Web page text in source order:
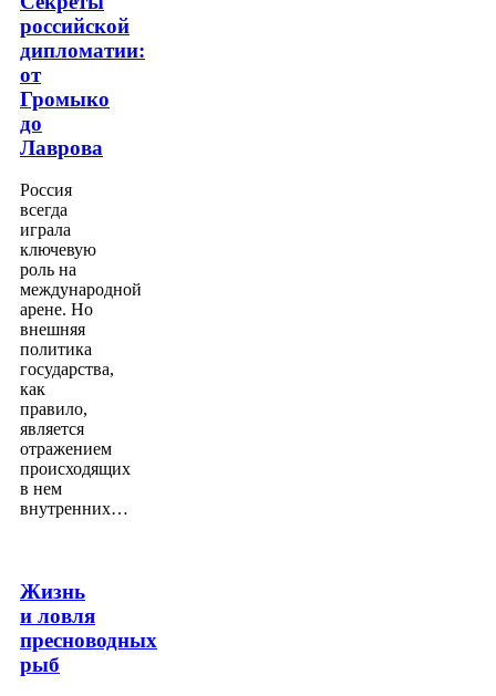
российской
дипломатии:
от
Громыко
до
Лаврова
Россия
всегда
играла
ключевую
роль на
международной
арене. Но
внешняя
политика
государства,
как
правило,
является
отражением
происходящих
в нем
внутренних…
Жизнь
и ловля
пресноводных
рыб